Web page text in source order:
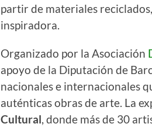
partir de materiales
inspiradora.
Organizado por la Asociación
apoyo de la Diputación de
nacionales e internacionales
auténticas obras de arte. La
Cultural, donde más de 30